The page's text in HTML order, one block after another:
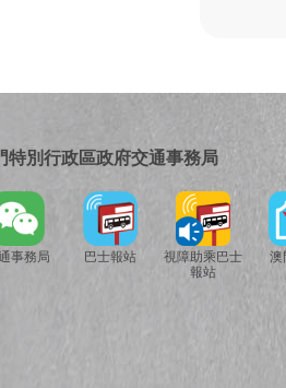
特別行政區政府交通事務局
事務局 巴士報站
視障助乘巴士
報站
澳